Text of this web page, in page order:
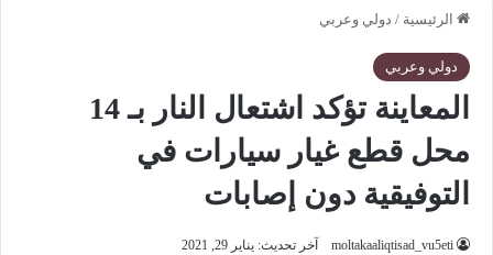
الرئيسية / دولي وعربي
دولي وعربي
المعاينة تؤكد اشتعال النار بـ 14
محل قطع غيار سيارات في
التوفيقية دون إصابات
moltakaaliqtisad_vu5eti آخر تحديث: يناير 29, 2021